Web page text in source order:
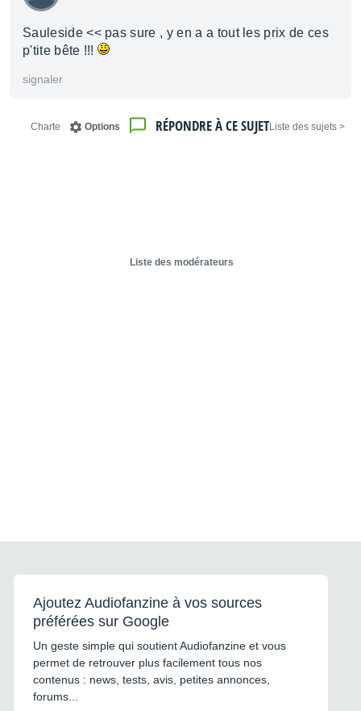
Sauleside << pas sure , y en a a tout les prix de ces
p'tite bête !!!
signaler
< Liste des sujets
RÉPONDRE À CE SUJET
Options
Charte
Liste des modérateurs
Ajoutez Audiofanzine à vos sources
préférées sur Google
Un geste simple qui soutient Audiofanzine et vous
permet de retrouver plus facilement tous nos
contenus : news, tests, avis, petites annonces,
forums...